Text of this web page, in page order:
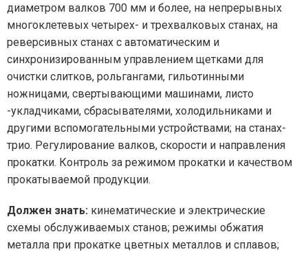
диаметром валков 700 мм и более, на непрерывных
многоклетевых четырех- и трехвалковых станах, на
реверсивных станах с автоматическим и
синхронизированным управлением щетками для
очистки слитков, рольгангами, гильотинными
ножницами, свертывающими машинами, листо
-укладчиками, сбрасывателями, холодильниками и
другими вспомогательными устройствами; на станах-
трио. Регулирование валков, скорости и направления
прокатки. Контроль за режимом прокатки и качеством
прокатываемой продукции.
Должен знать: кинематические и электрические
схемы обслуживаемых станов; режимы обжатия
металла при прокатке цветных металлов и сплавов;